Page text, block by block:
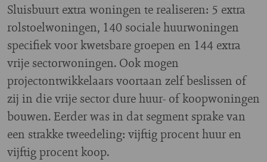
Sluisbuurt extra woningen te realiseren: 5 extra
rolstoelwoningen, 140 sociale huurwoningen
specifiek voor kwetsbare groepen en 144 extra
vrije sectorwoningen. Ook mogen
projectontwikkelaars voortaan zelf beslissen of
zij in die vrije sector dure huur- of koopwoningen
bouwen. Eerder was in dat segment sprake van
een strakke tweedeling: vijftig procent huur en
vijftig procent koop.